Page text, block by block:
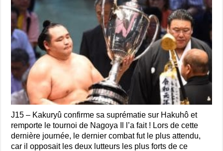
J15 – Kakuryû confirme sa suprématie sur Hakuhô et
remporte le tournoi de Nagoya Il l’a fait ! Lors de cette
dernière journée, le dernier combat fut le plus attendu,
car il opposait les deux lutteurs les plus forts de ce